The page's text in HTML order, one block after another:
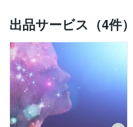
す。
あなた次第で全てが変わり
そんなあなたの幸せへの手
ております。
この先も皆さまのお幸せを
※商品の性質上、ご購入後
きませんのでご了承ください
出品サービス（4件）